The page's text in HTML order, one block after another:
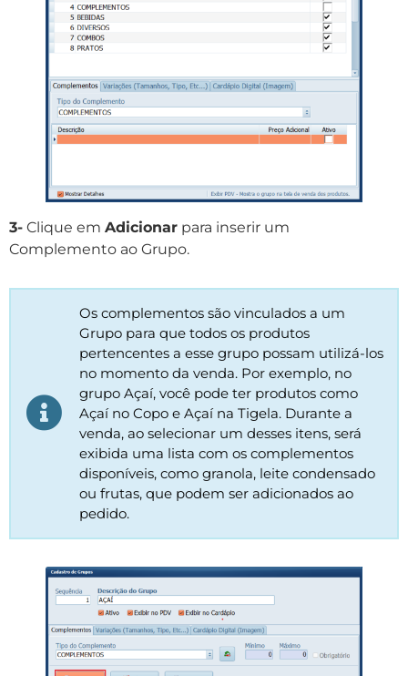
3- Clique em Adicionar para inserir um
Complemento ao Grupo.
Os complementos são vinculados a um
Grupo para que todos os produtos
pertencentes a esse grupo possam utilizá-los
no momento da venda. Por exemplo, no
grupo Açaí, você pode ter produtos como
Açaí no Copo e Açaí na Tigela. Durante a
venda, ao selecionar um desses itens, será
exibida uma lista com os complementos
disponíveis, como granola, leite condensado
ou frutas, que podem ser adicionados ao
pedido.